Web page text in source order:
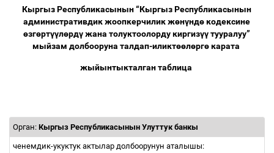
Кыргыз Республикасынын “Кыргыз Республикасынын
административдик жоопкерчилик жөнүндөкодексине
өзгөртүүлөрдүжана толуктоолорду киргизүүтууралуу”
мыйзам долбооруна талдап-иликтөөлөргөкарата
жыйынтыкталган таблица
Орган: Кыргыз Республикасынын Улуттук банкы
ченемдик-укуктук актылар долбоорунун аталышы: